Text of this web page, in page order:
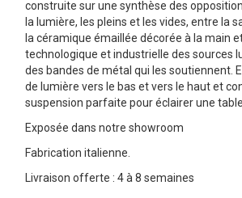
construite sur une synthèse des
la lumière, les pleins et les vides, entre la
la céramique émaillée décorée à la main
technologique et industrielle des sources
des bandes de métal qui les soutiennent.
de lumière vers le bas et vers le haut et
suspension parfaite pour éclairer une table.
Exposée dans notre showroom
Fabrication italienne.
Livraison offerte : 4 à 8 semaines